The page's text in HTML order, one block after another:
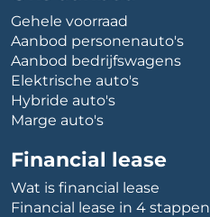
Gehele voorraad
Aanbod personenauto's
Aanbod bedrijfswagens
Elektrische auto's
Hybride auto's
Marge auto's
Financial lease
Wat is financial lease
Financial lease in 4 stappen